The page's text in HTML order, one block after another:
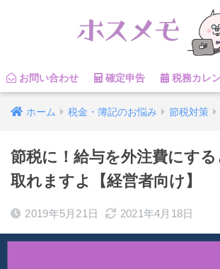
お問い合わせ 確定申告 税務カレ
ホーム 税金・簿記のお悩み 節税対策
節税に！給与を外注費にす
取れますよ【経営者向け】
2019年5月21日 2021年4月18日